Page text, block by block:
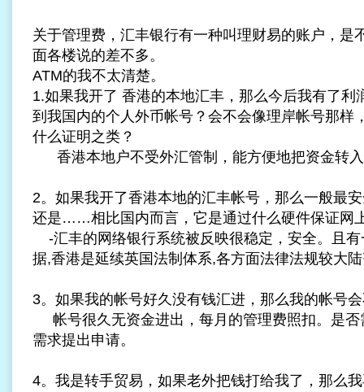
关于管理费，汇丰银行有一种叫理财易的账户，是
面各楼说的差不多。
ATM的我不太清楚。
1.如果我开了 香港的本地汇丰，那么今后我有了利
到我国内的个人外币帐号？会不会像理岸帐号那样
什么证明之类？
香港本地户不受外汇管制，能方便地把资金转
2。如果我开了香港本地的汇丰帐号，那么一般最
还是……相比国内而言，它是通过什么硬件保证网
-汇丰的网络银行系统被反映很稳定，安全。且有
据,香港是延续英国法制体系,各方面法律法规较大
3。如果我的帐号好久没有钱汇进，那么我的帐号
帐号很久无资金进出，每月的管理费照扣。是否
需求提出申请。
4。我是转手贸易，如果老外把钱打给我了，那么